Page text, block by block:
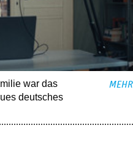
war das
deutsches
MEHR